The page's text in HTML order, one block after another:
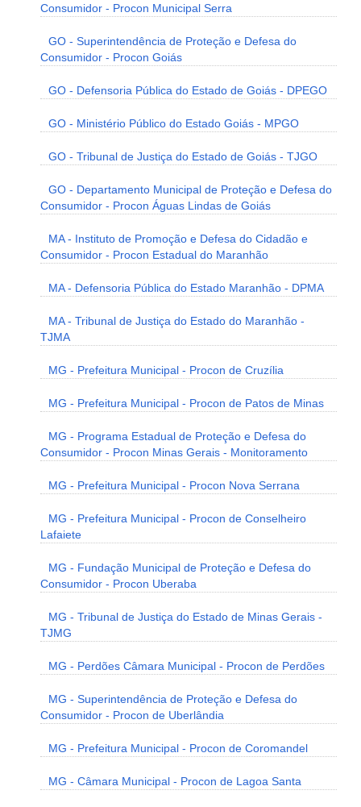
Consumidor - Procon Municipal Serra
GO - Superintendência de Proteção e Defesa do
Consumidor - Procon Goiás
GO - Defensoria Pública do Estado de Goiás - DPEGO
GO - Ministério Público do Estado Goiás - MPGO
GO - Tribunal de Justiça do Estado de Goiás - TJGO
GO - Departamento Municipal de Proteção e Defesa do
Consumidor - Procon Águas Lindas de Goiás
MA - Instituto de Promoção e Defesa do Cidadão e
Consumidor - Procon Estadual do Maranhão
MA - Defensoria Pública do Estado Maranhão - DPMA
MA - Tribunal de Justiça do Estado do Maranhão -
TJMA
MG - Prefeitura Municipal - Procon de Cruzília
MG - Prefeitura Municipal - Procon de Patos de Minas
MG - Programa Estadual de Proteção e Defesa do
Consumidor - Procon Minas Gerais - Monitoramento
MG - Prefeitura Municipal - Procon Nova Serrana
MG - Prefeitura Municipal - Procon de Conselheiro
Lafaiete
MG - Fundação Municipal de Proteção e Defesa do
Consumidor - Procon Uberaba
MG - Tribunal de Justiça do Estado de Minas Gerais -
TJMG
MG - Perdões Câmara Municipal - Procon de Perdões
MG - Superintendência de Proteção e Defesa do
Consumidor - Procon de Uberlândia
MG - Prefeitura Municipal - Procon de Coromandel
MG - Câmara Municipal - Procon de Lagoa Santa